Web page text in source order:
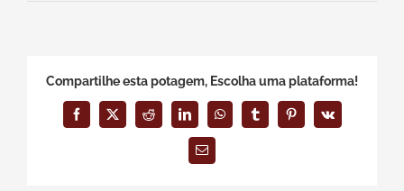
Compartilhe esta potagem, Escolha uma plataforma!
Facebook
X Reddit LinkedInWhatsAppTumblrPinterest
Vk
E-
mail